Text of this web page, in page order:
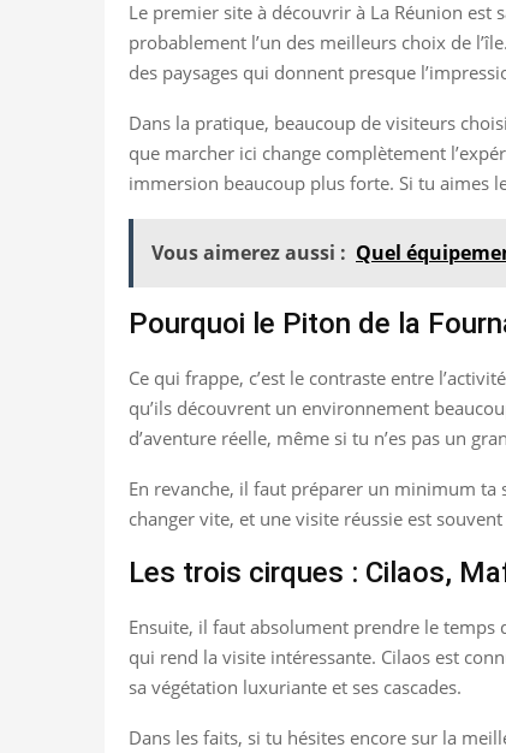
Le premier site à découvrir à La Réunion est
probablement l’un des meilleurs choix de
des paysages qui donnent presque
Dans la pratique, beaucoup de visiteurs
que marcher ici change complètement
immersion beaucoup plus forte. Si tu aimes
Vous aimerez aussi : Quel
Pourquoi le Piton de la
Ce qui frappe, c’est le contraste entre
qu’ils découvrent un environnement
d’aventure réelle, même si tu n’es pas un
En revanche, il faut préparer un minimum
changer vite, et une visite réussie est
Les trois cirques : Cilaos,
Ensuite, il faut absolument prendre le temps
qui rend la visite intéressante. Cilaos est
sa végétation luxuriante et ses cascades.
Dans les faits, si tu hésites encore sur la